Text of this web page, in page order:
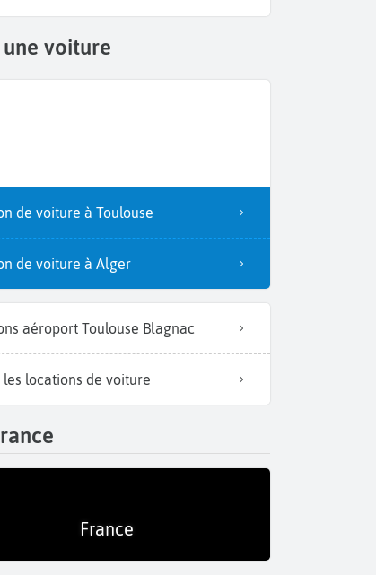
voiture
de voiture à Toulouse
de voiture à Alger
aéroport Toulouse Blagnac
les locations de voiture
France